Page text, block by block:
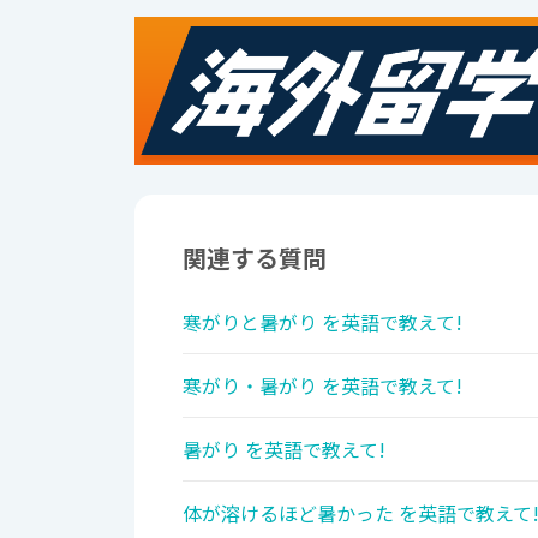
関連する質問
寒がりと暑がり を英語で教えて!
寒がり・暑がり を英語で教えて!
暑がり を英語で教えて!
体が溶けるほど暑かった を英語で教えて!